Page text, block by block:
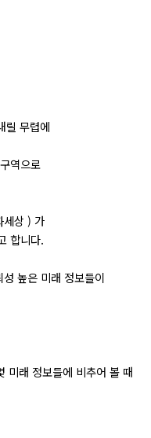
릴 무렵에
역으로
세상 ) 가
합니다.
높은 미래 정보들이
래 정보들에 비추어 볼 때